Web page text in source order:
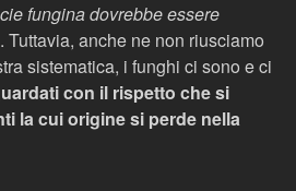
fungina dovrebbe essere
Tuttavia, anche ne non riusciamo
sistematica, i funghi ci sono e ci
con il rispetto che si
la cui origine si perde nella